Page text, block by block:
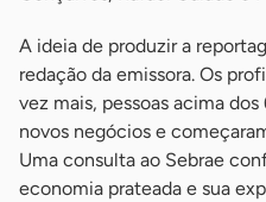
A ideia de produzir a
redação da emissora. Os
vez mais, pessoas acima
novos negócios e
Uma consulta ao Sebrae
economia prateada e sua